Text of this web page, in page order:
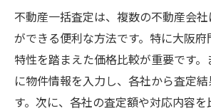
門真市の市場動向が査定価
不動産一括査定を有効活用
は
査定額の根拠を理解して安
ぐ
不動産一括査定は、複数の不動産会
ができる便利な方法です。特に大阪
特性を踏まえた価格比較が重要です。
に物件情報を入力し、各社から査定
す。次に、各社の査定額や対応内容